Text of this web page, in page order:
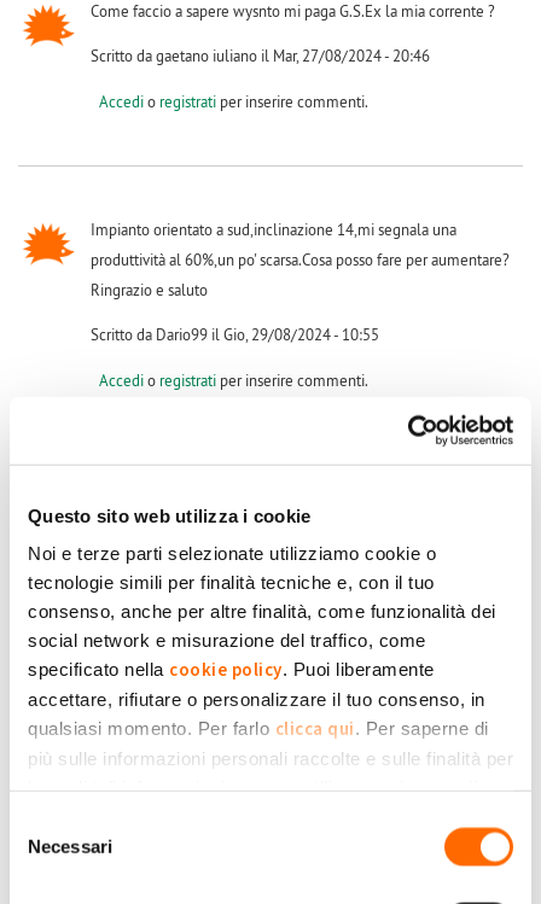
Questo sito web utilizza i cookie
Noi e terze parti selezionate utilizziamo cookie o
tecnologie simili per finalità tecniche e, con il tuo
consenso, anche per altre finalità, come funzionalità dei
social network e misurazione del traffico, come
specificato nella cookie policy. Puoi liberamente
accettare, rifiutare o personalizzare il tuo consenso, in
qualsiasi momento. Per farlo clicca qui. Per saperne di
più sulle informazioni personali raccolte e sulle finalità per
le quali tali informazioni saranno utilizzate, si prega di
delNecessari
Come faccio a sapere wysnto mi paga G.S.Ex la mia corrente ?
Scritto da gaetano iuliano il Mar, 27/08/2024 - 20:46
Accedio registratiper inserire commenti.
Impianto orientato a sud,inclinazione 14,mi segnala una
produttività al 60%,un po' scarsa.Cosa posso fare per aumentare?
Ringrazio e saluto
Scritto da Dario99 il Gio, 29/08/2024 - 10:55
Accedio registratiper inserire commenti.
Per avere una ottima produzione l'inclinazione dei pannelli
di ombra
Scritto da Antonio bech il Ven, 11/10/2024 - 17:59
Accedi registrati per inserire commenti.
Stimato Team Mysolar